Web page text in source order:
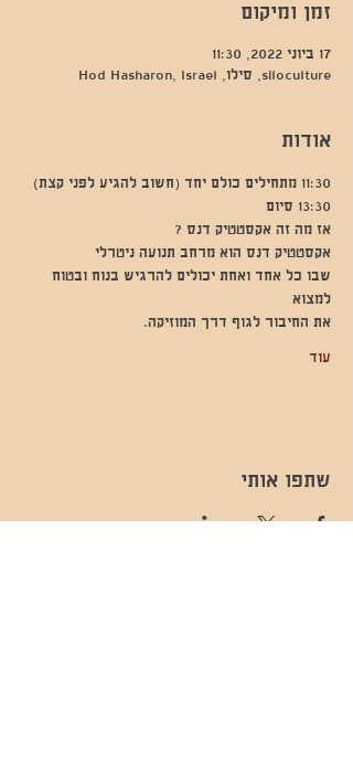
זמן ומיקום
17 ביוני 2022, 11:30
siloculture, סילו, Hod Hasharon, Israel
אודות
11:30 מתחילים כולם יחד (חשוב להגיע לפני קצת)
13:30 סיום
אז מה זה אקסטטיק דנס ?
אקסטטיק דנס הוא מרחב תנועה ניטרלי
שבו כל אחד ואחת יכולים להרגיש בנוח ובטוח
למצוא
את החיבור לגוף דרך המוזיקה.
עוד
שתפו אותי